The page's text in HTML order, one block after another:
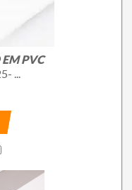
EM PVC
...